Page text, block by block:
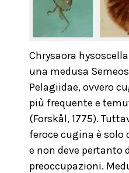
Chrysaora
una medusa
Pelagiidae, ovvero
più frequente e
(Forskål, 1775).
feroce cugina è
e non deve pertanto
preoccupazioni.